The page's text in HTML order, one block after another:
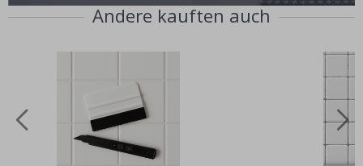
Andere kauften auch